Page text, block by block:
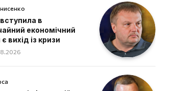
в
економічний
вихід із кризи